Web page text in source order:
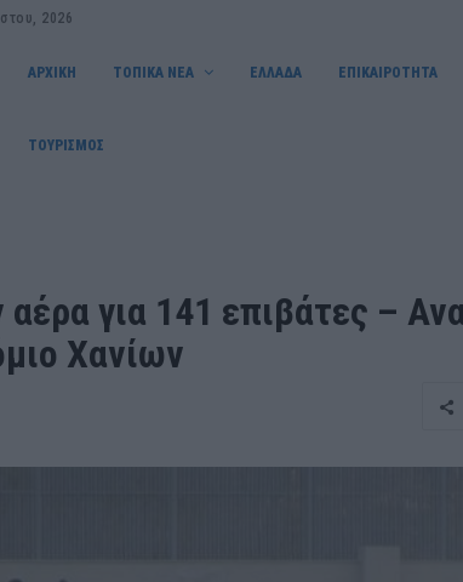
2026
ΑΡΧΙΚΗ ΤΟΠΙΚΑ ΝΕΑ ΕΛΛΑΔΑ ΕΠΙΚΑΙΡΟΤΗΤΑ
ΤΟΥΡΙΣΜΟΣ
για 141 επιβάτες –
Χανίων